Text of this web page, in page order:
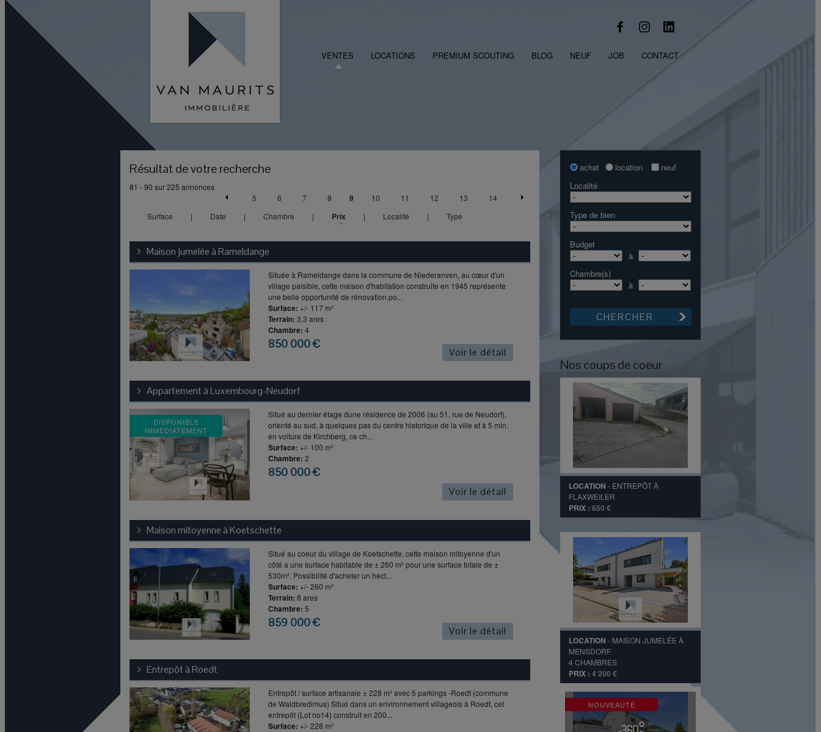
VENTES LOCATIONS PREMIUM SCOUTING BLOG NEUF JOB CONTACT
achat location
neuf
Localité
Type de bien
Budget
à
Chambre(s)
à
Résultat de votre recherche
81 - 90 sur 225 annonces
5
6 7 8 9 10 11 12 13
14
Surface
| Date | Chambre | Prix | Localité | Type
Maison jumelée àRameldange
Située à Rameldange dans la commune de Niederanven, au cœur d'un
village paisible, cette maison d'habitation construite en 1945 représente
une belle opportunité de rénovation po...
Surface: +/- 117 m²
Terrain: 3,3 ares
Chambre: 4
850 000 €
Voir le détail
Appartement àLuxembourg-Neudorf
DISPONIBLE
IMMÉDIATEMENT
Situé au dernier étage dune résidence de 2006 (au 51, rue de Neudorf),
orienté au sud, à quelques pas du centre historique de la ville et à 5 min.
en voiture de Kirchberg, ce ch...
Surface: +/- 100 m²
Chambre: 2
850 000 €
Voir le détail
Maison mitoyenne àKoetschette
Situé au coeur du village de Koetschette, cette maison mitoyenne d'un
côté a une surface habitable de ± 260 m² pour une surface totale de ±
530m². Possibilité d'acheter un hect...
Surface: +/- 260 m²
Terrain: 8 ares
Chambre: 5
859 000 €
Voir le détail
Entrepôt àRoedt
Entrepôt / surface artisanale ± 228 m² avec 5 parkings -Roedt (commune
de Waldbredimus) Situé dans un environnement villageois à Roedt, cet
entrepôt (Lot no14) construit en 200...
Surface: +/- 228 m²
Nos coups de coeur
LOCATION - ENTREPÔTÀ
FLAXWEILER
PRIX : 650 €
LOCATION - MAISON JUMELÉE À
MENSDORF
4CHAMBRES
PRIX : 4 200 €
NOUVEAUTÉ